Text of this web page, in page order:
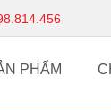
PHẨM